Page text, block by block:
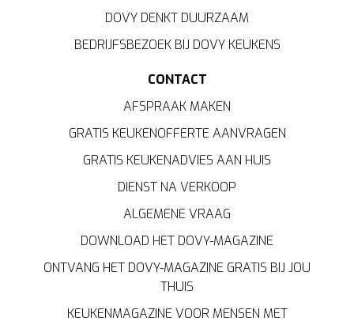
DOVY DENKT DUURZAAM
BEDRIJFSBEZOEK BIJ DOVY KEUKENS
CONTACT
AFSPRAAK MAKEN
GRATIS KEUKENOFFERTE AANVRAGEN
GRATIS KEUKENADVIES AAN HUIS
DIENST NA VERKOOP
ALGEMENE VRAAG
DOWNLOAD HET DOVY-MAGAZINE
ONTVANG HET DOVY-MAGAZINE GRATIS BIJ JOU
THUIS
KEUKENMAGAZINE VOOR MENSEN MET